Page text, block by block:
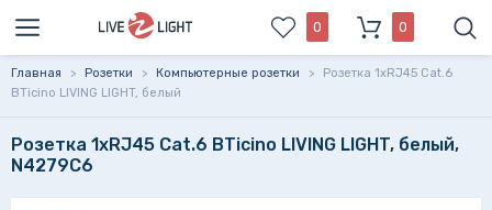
0 0
Главная > Розетки > Компьютерные розетки >
Розетка 1xRJ45 Cat.6
BTicino LIVING LIGHT, белый
Розетка 1xRJ45 Cat.6 BTicino LIVING LIGHT, белый,
N4279C6